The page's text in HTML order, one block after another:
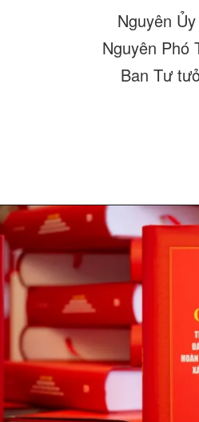
Nguyên
Nguyên Phó
Ban Tư